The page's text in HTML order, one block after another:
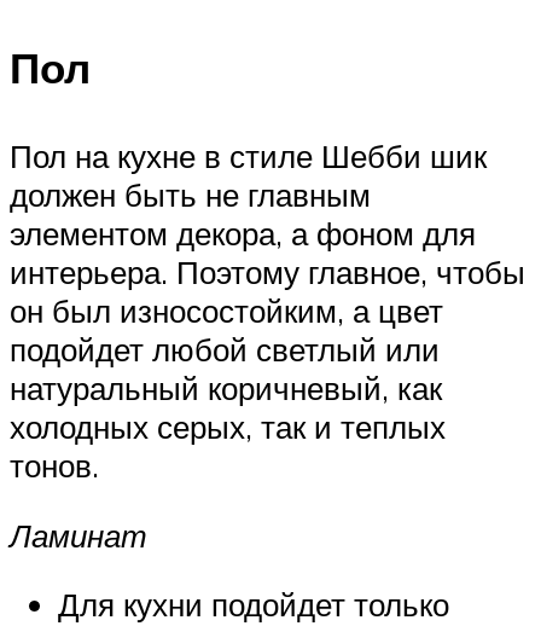
Пол
Пол на кухне в стиле Шебби шик
должен быть не главным
элементом декора, а фоном для
интерьера. Поэтому главное, чтобы
он был износостойким, а цвет
подойдет любой светлый или
натуральный коричневый, как
холодных серых, так и теплых
тонов.
Ламинат
Для кухни подойдет только